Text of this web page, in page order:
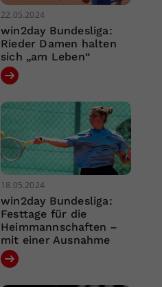
22.05.2024
win2day Bundesliga:
Rieder Damen halten
sich „am Leben“
18.05.2024
win2day Bundesliga:
Festtage für die
Heimmannschaften –
mit einer Ausnahme